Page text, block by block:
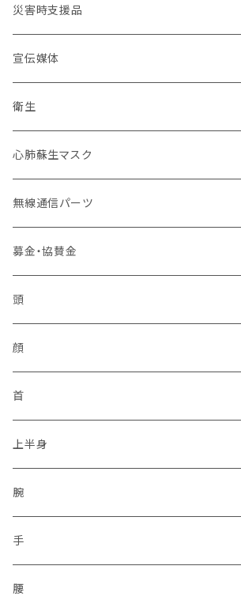
乗車服&機動服
ネイビーカラー
カムフラージュ
コンバット
弾帯
安全帯
ローラーバックル
2ピン
刺繍IDプレート
刺繍
シルク印刷
ワッペン・パッチ
刺繍
プリント
ブーツ
本革
革張り
サイドジップ
コンバットソールパターン
タクティカルソールパターン
ポーチ
インソール
卸セット
バッジ
IDバッジ
所属バッジ
ベスト
反射
ラジオホルスター
ミリタリー
イヤフォン
シークレットサービス
セキュリティポリス
身分証ケース
本革
タテ型
腕章
差込プレート
刺繍
ソックス
車両
無線設備
消防団
ISHIKAWA
HOKKAIDO DOUOU
北海道
東北管区
関東管区
中部管区
近畿管区
中国管区
四国管区
九州管区
格言
災害復興ブランド「KOKONI KITE」
チャリTシャツ
2016.04.14九州「熊本地震」
2011.03.11東北沖地震「東日本大震災」
通信ネットワーク
二輪・バイク隊
バイク
災害復興ブランド「KOKONI KITE」
チャリティ
ドライウェア
ユニフォーム
保安ツール
ブーツ
インナー
アンダーウエア（下着）
活動パンツ
デザインデータ
災害時支援品
宣伝媒体
火事だ119冊子製本用データ
衛生
お掃除用品
コーティング
装飾
幸福
トイレ製品
非常用トイレ
感染予防
心肺蘇生マスク
無線通信パーツ
アンテナ
モービル
イヤフォン
募金・協賛金
輸入品販権
頭
ヘルメット
帽子
顔
首
上半身
ベスト
上着
腕
保護
手
保護
腰